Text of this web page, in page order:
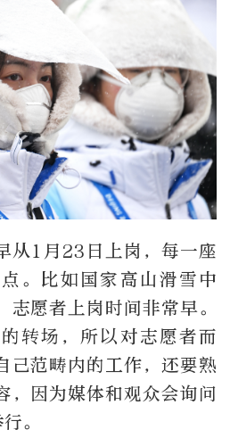
从1月23日上岗，每一座
。比如国家高山滑雪中
志愿者上岗时间非常早。
转场，所以对志愿者而
己范畴内的工作，还要熟
，因为媒体和观众会询问
。